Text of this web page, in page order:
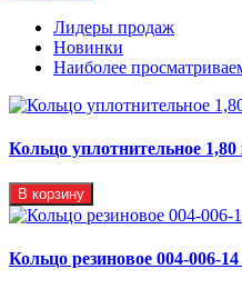
Лидеры продаж
Новинки
Наиболее
Кольцо уплотнительное
В корзину
Кольцо резиновое 004-006-